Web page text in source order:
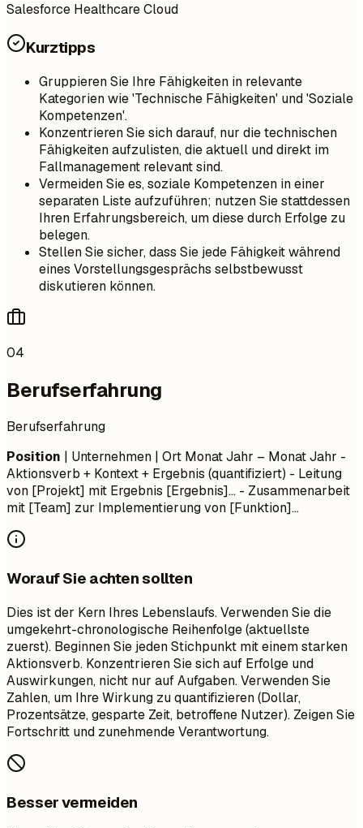
Salesforce Healthcare Cloud
Kurztipps
Gruppieren Sie Ihre Fähigkeiten in relevante
Kategorien wie 'Technische Fähigkeiten' und 'Soziale
Kompetenzen'.
Konzentrieren Sie sich darauf, nur die technischen
Fähigkeiten aufzulisten, die aktuell und direkt im
Fallmanagement relevant sind.
Vermeiden Sie es, soziale Kompetenzen in einer
separaten Liste aufzuführen; nutzen Sie stattdessen
Ihren Erfahrungsbereich, um diese durch Erfolge zu
belegen.
Stellen Sie sicher, dass Sie jede Fähigkeit während
eines Vorstellungsgesprächs selbstbewusst
diskutieren können.
04
Berufserfahrung
Berufserfahrung
Position | Unternehmen | Ort Monat Jahr – Monat Jahr -
Aktionsverb + Kontext + Ergebnis (quantifiziert) - Leitung
von [Projekt] mit Ergebnis [Ergebnis]... - Zusammenarbeit
mit [Team] zur Implementierung von [Funktion]...
Worauf Sie achten sollten
Dies ist der Kern Ihres Lebenslaufs. Verwenden Sie die
umgekehrt-chronologische Reihenfolge (aktuellste
zuerst). Beginnen Sie jeden Stichpunkt mit einem starken
Aktionsverb. Konzentrieren Sie sich auf Erfolge und
Auswirkungen, nicht nur auf Aufgaben. Verwenden Sie
Zahlen, um Ihre Wirkung zu quantifizieren (Dollar,
Prozentsätze, gesparte Zeit, betroffene Nutzer). Zeigen Sie
Fortschritt und zunehmende Verantwortung.
Besser vermeiden